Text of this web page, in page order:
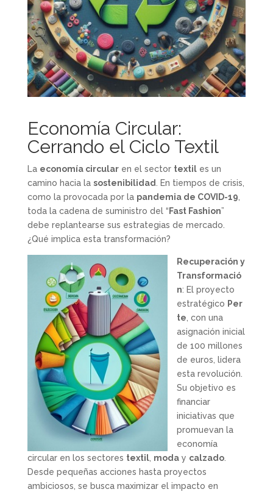
Economía Circular:
Cerrando el Ciclo Textil
La economía circularen el sector textiles un
camino hacia la sostenibilidad. En tiempos de crisis,
como la provocada por la pandemia de COVID-19,
toda la cadena de suministro del “ Fast Fashion”
debe replantearse sus estrategias de mercado.
¿Qué implica esta transformación?
Recuperación y
Transformació
n: El proyecto
estratégico Per
te, con una
asignación inicial
de 100 millones
de euros, lidera
esta revolución.
Su objetivo es
financiar
iniciativas que
promuevan la
economía
circular en los sectores textil, moday calzado.
Desde pequeñas acciones hasta proyectos
ambiciosos, se busca maximizar el impacto en